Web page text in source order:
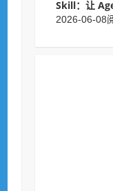
Skill：让
2026-06-08